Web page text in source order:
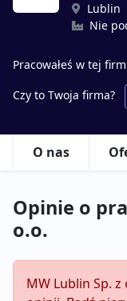
Lublin
Nie
Pracowałeś w tej
Czy to Twoja firma?
O nas
Opinie o
o.o.
MW Lublin Sp.